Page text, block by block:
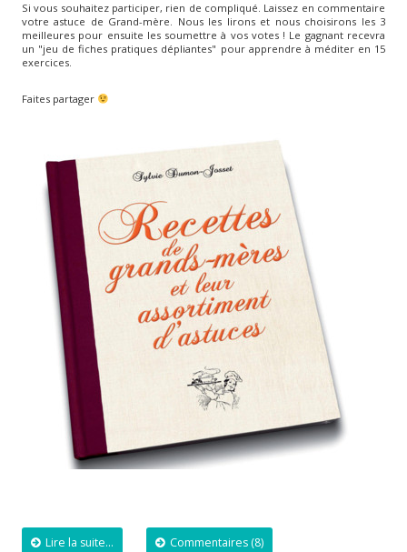
Si vous souhaitez participer, rien de compliqué. Laissez en commentaire
votre astuce de Grand-mère. Nous les lirons et nous choisirons les 3
meilleures pour ensuite les soumettre à vos votes ! Le gagnant recevra
un "jeu de fiches pratiques dépliantes" pour apprendre à méditer en 15
exercices.
Faites partager
Lire la suite... Commentaires (8)